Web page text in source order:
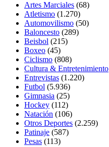
Artes Marciales (68)
Atletismo (1.270)
Automovilismo (50)
Baloncesto (289)
Beisbol (215)
Boxeo (45)
Ciclismo (808)
Cultura & Entretenimiento
Entrevistas (1.220)
Futbol (5.936)
Gimnasia (25)
Hockey (112)
Natación (106)
Otros Deportes (2.259)
Patinaje (587)
Pesas (113)